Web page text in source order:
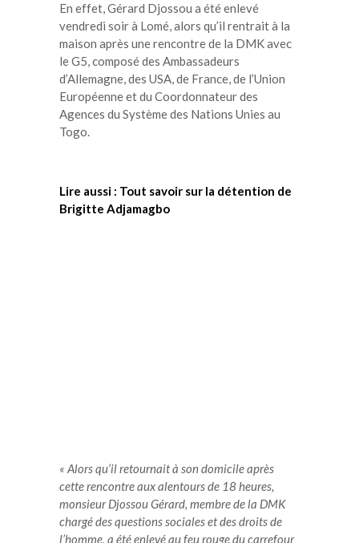
En effet, Gérard Djossou a été enlevé
vendredi soir à Lomé, alors qu’il rentrait à la
maison après une rencontre de la DMK avec
le G5, composé des Ambassadeurs
d’Allemagne, des USA, de France, de l’Union
Européenne et du Coordonnateur des
Agences du Système des Nations Unies au
Togo.
Lire aussi : Tout savoir sur la détention de
Brigitte Adjamagbo
« Alors qu’il retournait à son domicile après
cette rencontre aux alentours de 18 heures,
monsieur Djossou Gérard, membre de la DMK
chargé des questions sociales et des droits de
l’homme, a été enlevé au feu rouge du carrefour